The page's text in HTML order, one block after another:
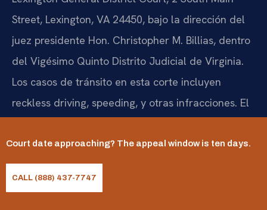
Street, Lexington, VA 24450, bajo la dirección del
juez presidente Hon. Christopher M. Billias, dentro
del Vigésimo Quinto Distrito Judicial de Virginia.
Los casos de tránsito en esta corte incluyen
reckless driving, speeding, y otras infracciones. El
delito menor Clase 1 que conlleva la posibilidad
de cárcel, multa, suspensión de licencia y un
registro penal permanente. Para consultas, llame
Court date approaching? The appeal window is ten days.
CALL (888) 437-7747